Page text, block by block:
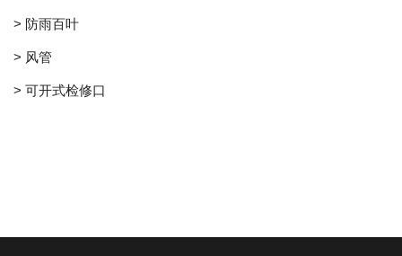
> 防雨百叶
> 风管
> 可开式检修口